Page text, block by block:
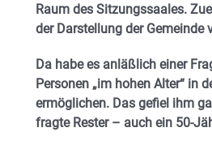
Raum des Sitzungssaales.
der Darstellung der
Da habe es anläßlich einer
Personen „im hohen Alter“ in
ermöglichen. Das gefiel ihm
fragte Rester – auch ein 50-